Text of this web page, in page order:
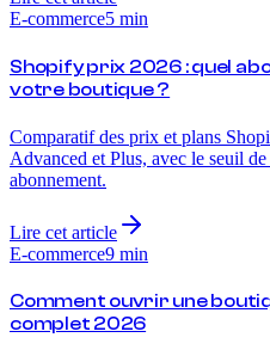
E-commerce5 min
Shopify prix 2026 : quel
votre boutique ?
Comparatif des prix et plans
Advanced et Plus, avec le seuil
abonnement.
Lire cet article
E-commerce9 min
Comment ouvrir une
complet 2026